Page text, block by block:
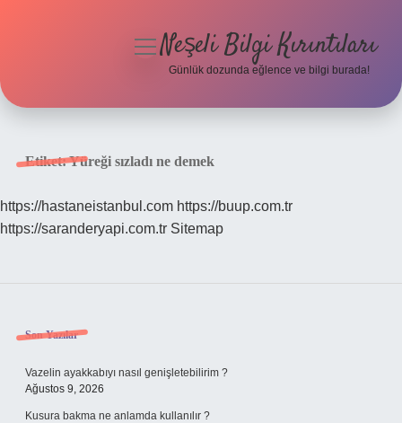
Hakkımızda
menüyüNeşeli Bilgi Kırıntıları
Günlük dozunda eğlence ve bilgi burada!
Etiket:Yüreği sızladı ne demek
https://hastaneistanbul.com https://buup.com.tr
https://saranderyapi.com.tr Sitemap
Sidebar
Son Yazılar
Vazelin ayakkabıyı nasıl genişletebilirim ?
Ağustos 9, 2026
Kusura bakma ne anlamda kullanılır ?